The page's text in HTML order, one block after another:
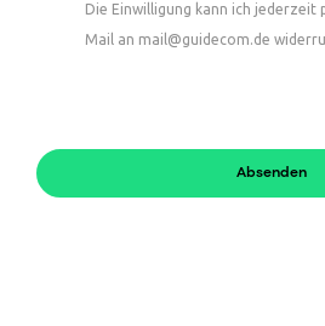
Die Einwilligung kann ich jederzeit
Mail an mail@guidecom.de
Absenden